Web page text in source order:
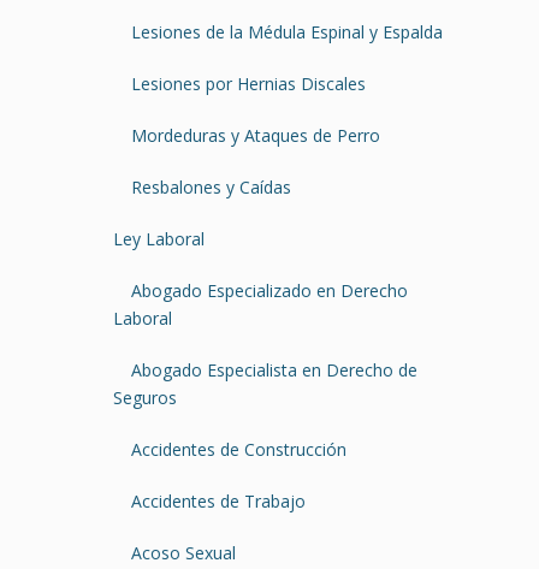
Lesiones de la Médula Espinal y Espalda
Lesiones por Hernias Discales
Mordeduras y Ataques de Perro
Resbalones y Caídas
Ley Laboral
Abogado Especializado en Derecho
Laboral
Abogado Especialista en Derecho de
Seguros
Accidentes de Construcción
Accidentes de Trabajo
Acoso Sexual